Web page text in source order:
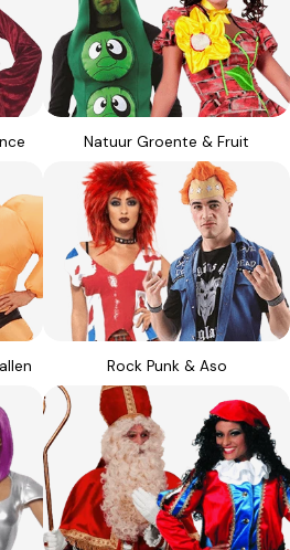
Natuur Groente & Fruit
Rock Punk & Aso